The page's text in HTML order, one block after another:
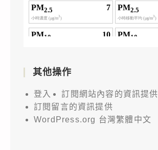
其他操作
登入
訂閱網站內容的資訊提供
訂閱留言的資訊提供
WordPress.org 台灣繁體中文